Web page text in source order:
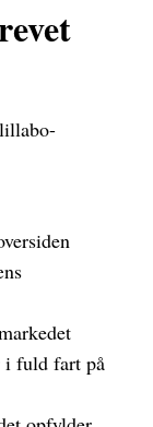
i fuld fart på